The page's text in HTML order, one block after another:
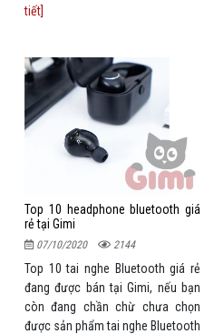
tiết]
Top 10 headphone bluetooth giá
rẻ tại Gimi
07/10/2020 2144
Top 10 tai nghe Bluetooth giá rẻ
đang được bán tại Gimi, nếu bạn
còn đang chần chừ chưa chọn
được sản phẩm tai nghe Bluetooth